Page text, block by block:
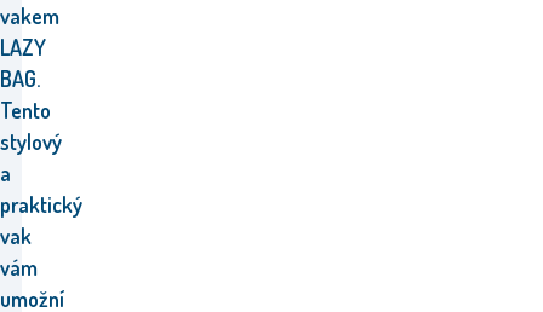
vakem
LAZY
BAG.
Tento
stylový
a
praktický
vak
vám
umožní